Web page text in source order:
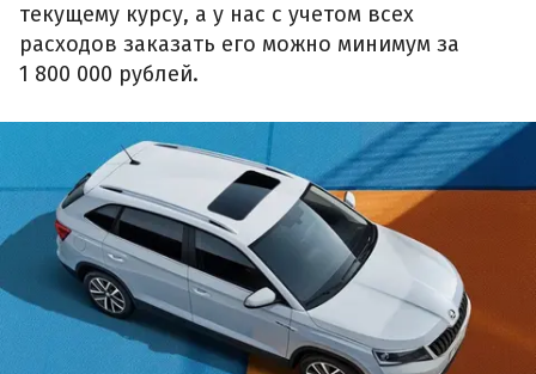
текущему курсу, а у нас с учетом всех
расходов заказать его можно минимум за
1 800 000 рублей.